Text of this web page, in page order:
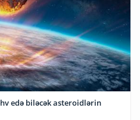
edə biləcək asteroidlərin